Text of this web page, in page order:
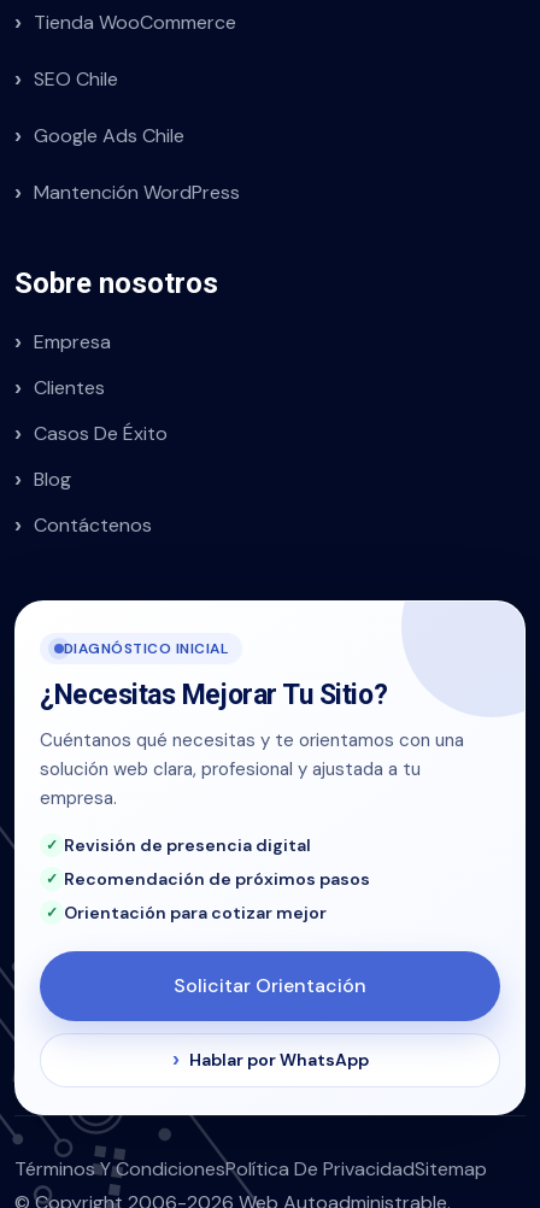
Tienda WooCommerce
SEO Chile
Google Ads Chile
Mantención WordPress
Sobre nosotros
Empresa
Clientes
Casos De Éxito
Blog
Contáctenos
DIAGNÓSTICO INICIAL
¿Necesitas Mejorar Tu Sitio?
Cuéntanos qué necesitas y te orientamos con una
solución web clara, profesional y ajustada a tu
empresa.
Revisión de presencia digital
Recomendación de próximos pasos
Orientación para cotizar mejor
Solicitar Orientación
Hablar por WhatsApp
© Copyright 2006-2026 Web Autoadministrable.
Términos Y CondicionesPolítica De PrivacidadSitemap